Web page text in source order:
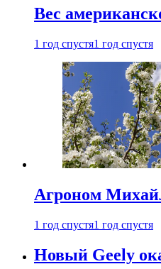
Вес
1 год спустя1 год спустя
Агроном
1 год спустя1 год спустя
Новый Geely